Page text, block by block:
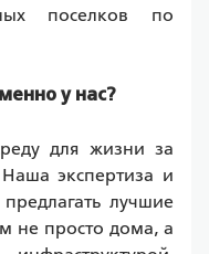
поселков по
у нас?
для жизни за
экспертиза и
лучшие
не просто дома, а